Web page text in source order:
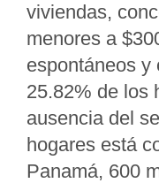
viviendas,
menores a
espontáneos y
25.82% de los
ausencia del
hogares está
Panamá, 600